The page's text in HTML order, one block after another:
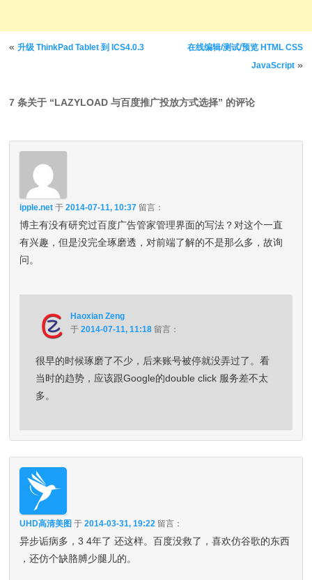
文章导航
«升级 ThinkPad Tablet 到 ICS4.0.3
在线编辑/测试/预览 HTML CSS
JavaScript»
7 条关于 “LAZYLOAD 与百度推广投放方式选择” 的评论
ipple.net 于2014-07-11, 10:37 留言：
博主有没有研究过百度广告管家管理界面的写法？对这个一直
有兴趣，但是没完全琢磨透，对前端了解的不是那么多，故询
问。
Haoxian Zeng
于2014-07-11, 11:18 留言：
很早的时候琢磨了不少，后来账号被停就没弄过了。看
当时的趋势，应该跟Google的double click 服务差不太
多。
UHD高清美图 于2014-03-31, 19:22 留言：
异步诟病多，3 4年了 还这样。百度没救了，喜欢仿谷歌的东西
，还仿个缺胳膊少腿儿的。